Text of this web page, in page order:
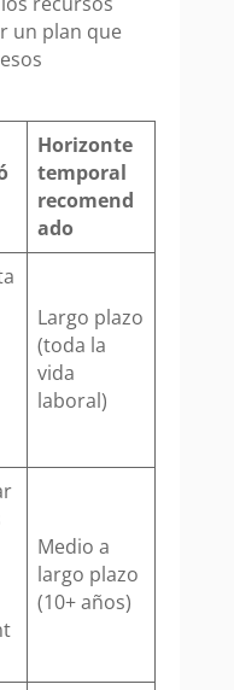
un plan que
Horizonte
temporal
recomend
ado
Largo plazo
(toda la
vida
laboral)
Medio a
largo plazo
(10+ años)